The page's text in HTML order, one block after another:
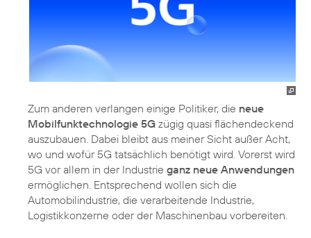
Zum anderen verlangen einige Politiker, die neue
Mobilfunktechnologie 5G zügig quasi flächendeckend
auszubauen. Dabei bleibt aus meiner Sicht außer Acht,
wo und wofür 5G tatsächlich benötigt wird. Vorerst wird
5G vor allem in der Industrie ganz neue Anwendungen
ermöglichen. Entsprechend wollen sich die
Automobilindustrie, die verarbeitende Industrie,
Logistikkonzerne oder der Maschinenbau vorbereiten.